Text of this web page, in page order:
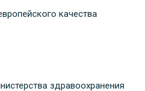
качества
здравоохранения